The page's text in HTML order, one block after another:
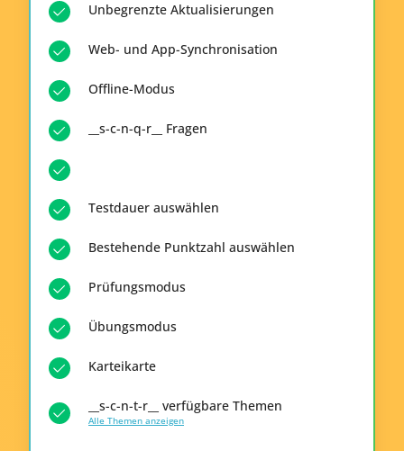
Unbegrenzte Aktualisierungen
Web- und App-Synchronisation
Offline-Modus
__s-c-n-q-r__ Fragen
Testdauer auswählen
Bestehende Punktzahl auswählen
Prüfungsmodus
Übungsmodus
Karteikarte
__s-c-n-t-r__ verfügbare Themen
Alle Themen anzeigen